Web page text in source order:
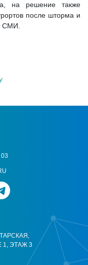
на решение также
после шторма и
СМИ.
1, ЭТАЖ 3